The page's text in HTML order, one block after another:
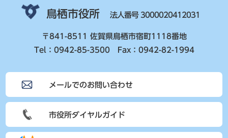
鳥栖市役所 法人番号 3000020412031
〒841-8511 佐賀県鳥栖市宿町1118番地
Tel：0942-85-3500 Fax：0942-82-1994
メールでのお問い合わせ
市役所ダイヤルガイド